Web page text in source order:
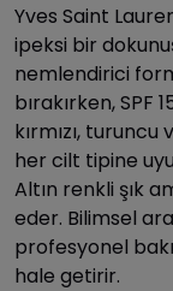
Yves Saint
ipeksi bir
nemlendirici
bırakırken, SPF
kırmızı,
her cilt tipine
Altın renkli şık
eder. Bilimsel
profesyonel
hale getirir.